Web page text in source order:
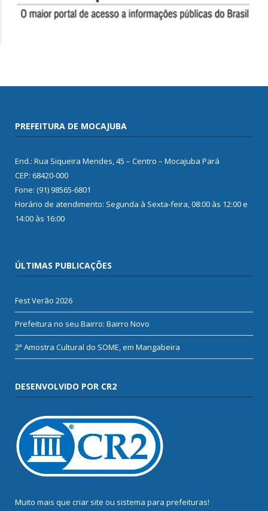
PREFEITURA DE MOCAJUBA
End.: Rua Siqueira Mendes, 45 – Centro – Mocajuba Pará
CEP: 68420-000
Fone: (91) 98565-6801
Horário de atendimento: Segunda à Sexta-feira, 08:00 às 12:00 e
14:00 às 16:00
ÚLTIMAS PUBLICAÇÕES
Fest Verão 2026
Prefeitura no seu Bairro: Bairro Novo
2ª Amostra Cultural do SOME, em Mangabeira
DESENVOLVIDO POR CR2
Muito mais que criar site ou sistema para prefeituras!